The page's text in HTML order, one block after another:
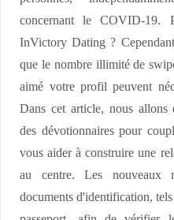
concernant le COVID-19.
InVictory Dating ?
que le nombre illimité de
aimé votre profil peuvent
Dans cet article, nous allons
des dévotionnaires pour
vous aider à construire une
au centre. Les nouveaux
documents d'identification,